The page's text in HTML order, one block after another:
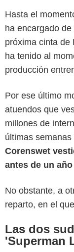
Hasta el
ha encargado
próxima cinta de
ha tenido al
producción
Por ese último
atuendos que
millones de
últimas
Corenswet
antes de un
No obstante, a
reparto, en el
Las dos
'Superman